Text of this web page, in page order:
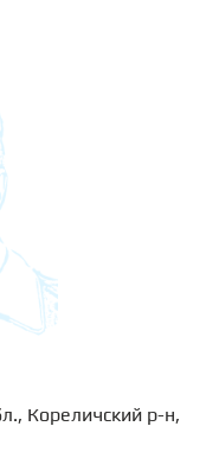
Кореличский р-н,